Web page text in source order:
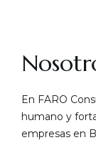
En FARO
humano y
empresas en